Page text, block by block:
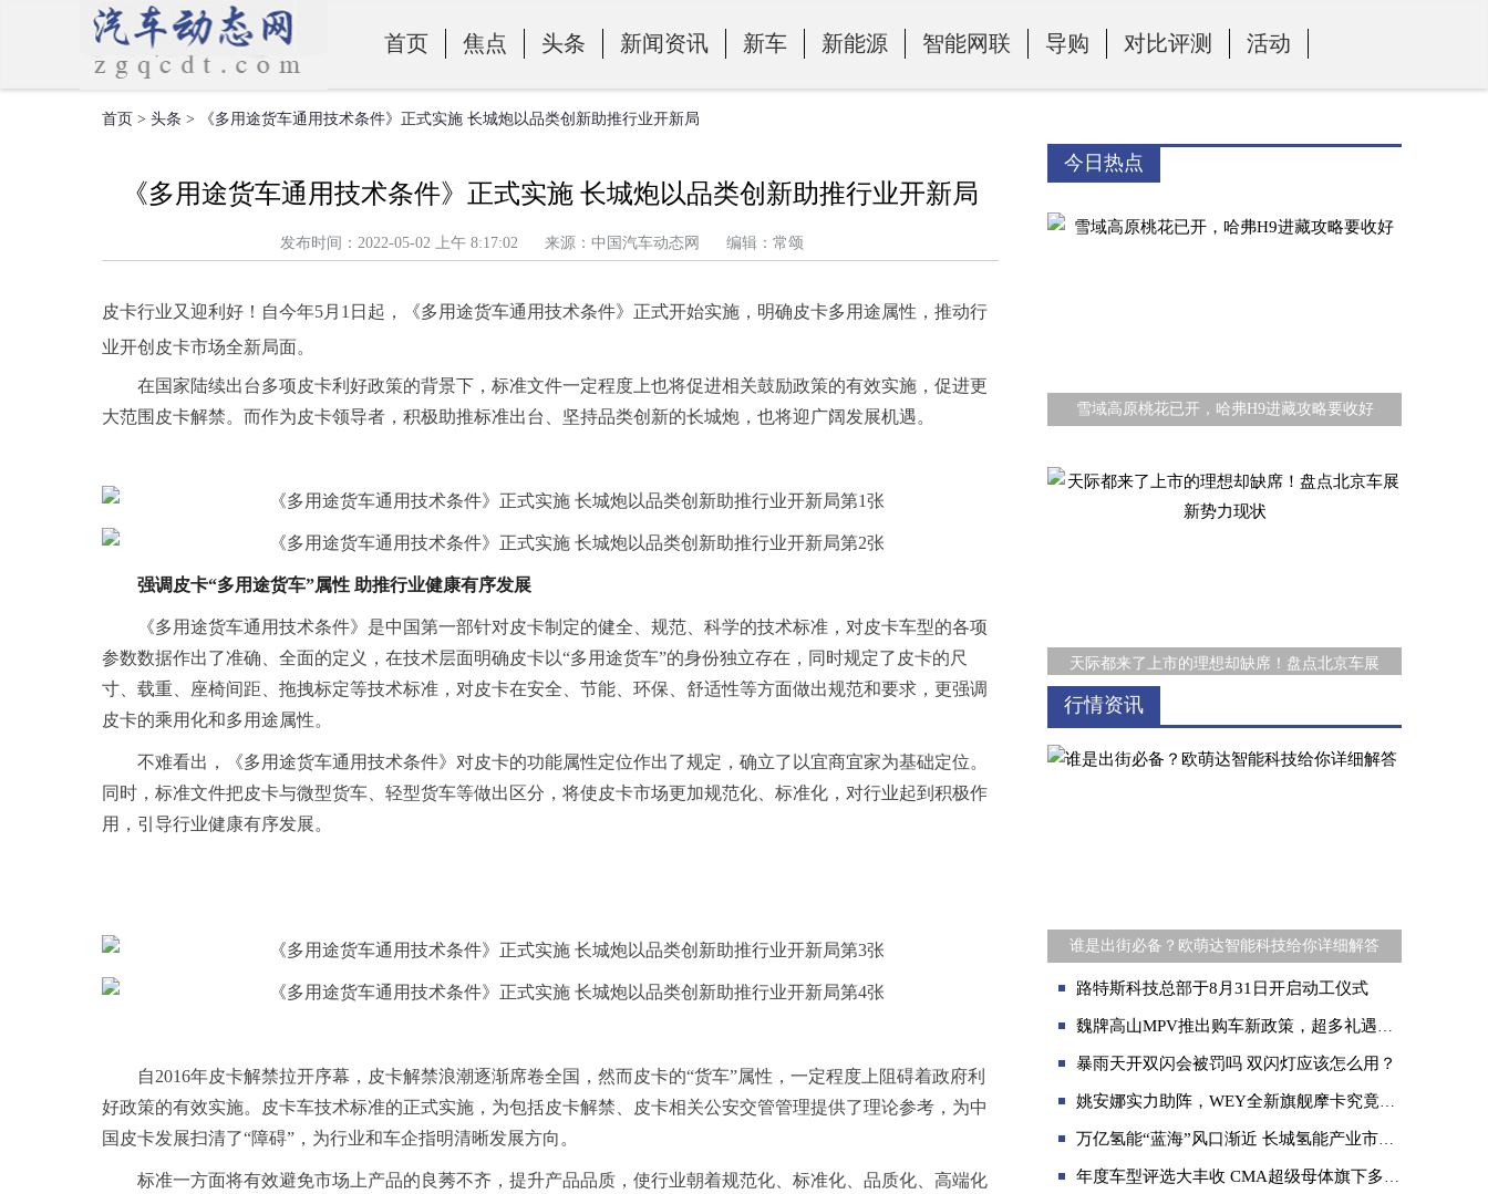
首页 焦点 头条 新闻资讯 新车 新能源 智能网联 导购 对比评测 活动
零部件
首页 > 头条 > 《多用途货车通用技术条件》正式实施 长城炮以品类创新助推行业开新局
《多用途货车通用技术条件》正式实施 长城炮以品类创新助推行业开新局
发布时间：2022-05-02 上午 8:17:02 来源：中国汽车动态网 编辑：常颂
皮卡行业又迎利好！自今年5月1日起，《多用途货车通用技术条件》正式开始实施，明确皮卡多用途属性，推动行
业开创皮卡市场全新局面。
在国家陆续出台多项皮卡利好政策的背景下，标准文件一定程度上也将促进相关鼓励政策的有效实施，促进更
大范围皮卡解禁。而作为皮卡领导者，积极助推标准出台、坚持品类创新的长城炮，也将迎广阔发展机遇。
强调皮卡“多用途货车”属性 助推行业健康有序发展
《多用途货车通用技术条件》是中国第一部针对皮卡制定的健全、规范、科学的技术标准，对皮卡车型的各项
参数数据作出了准确、全面的定义，在技术层面明确皮卡以“多用途货车”的身份独立存在，同时规定了皮卡的尺
寸、载重、座椅间距、拖拽标定等技术标准，对皮卡在安全、节能、环保、舒适性等方面做出规范和要求，更强调
皮卡的乘用化和多用途属性。
不难看出，《多用途货车通用技术条件》对皮卡的功能属性定位作出了规定，确立了以宜商宜家为基础定位。
同时，标准文件把皮卡与微型货车、轻型货车等做出区分，将使皮卡市场更加规范化、标准化，对行业起到积极作
用，引导行业健康有序发展。
自2016年皮卡解禁拉开序幕，皮卡解禁浪潮逐渐席卷全国，然而皮卡的“货车”属性，一定程度上阻碍着政府利
好政策的有效实施。皮卡车技术标准的正式实施，为包括皮卡解禁、皮卡相关公安交管管理提供了理论参考，为中
国皮卡发展扫清了“障碍”，为行业和车企指明清晰发展方向。
标准一方面将有效避免市场上产品的良莠不齐，提升产品品质，使行业朝着规范化、标准化、品质化、高端化
今日热点
雪域高原桃花已开，哈弗H9进藏攻略要收好
天际都来了上市的理想却缺席！盘点北京车展
星越L对比CR-V，性价比之选还得是它
行情资讯
谁是出街必备？欧萌达智能科技给你详细解答
路特斯科技总部于8月31日开启动工仪式
魏牌高山MPV推出购车新政策，超多礼遇持续至7月底
暴雨天开双闪会被罚吗 双闪灯应该怎么用？
姚安娜实力助阵，WEY全新旗舰摩卡究竟强在哪？
万亿氢能“蓝海”风口渐近 长城氢能产业市场化步伐全面“提速”
年度车型评选大丰收 CMA超级母体旗下多车型获奖